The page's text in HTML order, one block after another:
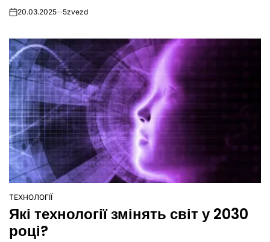
on20.03.2025 5zvezd
ОПУБЛІКУВАТИ
У
ТЕХНОЛОГІЇ
Які технології змінять світ у 2030
році?